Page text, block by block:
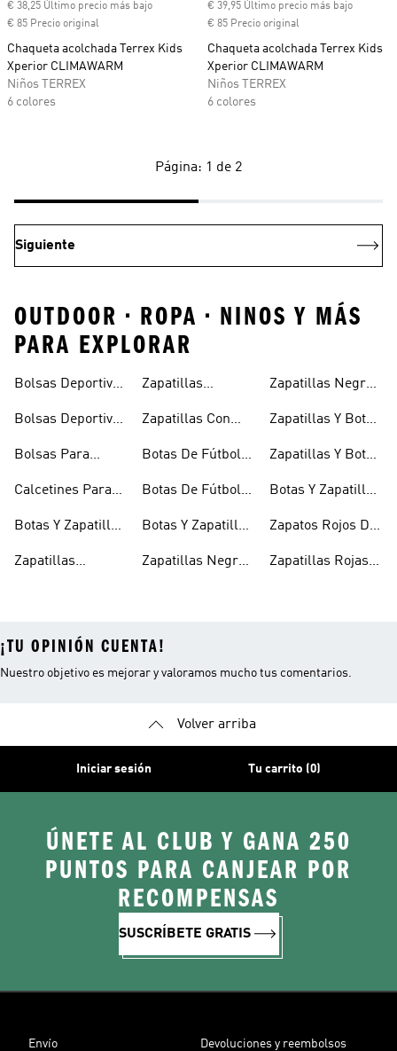
€ 38,25 Último precio más bajo
€ 85 Precio original
Chaqueta acolchada Terrex Kids
Xperior CLIMAWARM
Niños TERREX
6 colores
€ 39,95 Último precio más bajo
€ 85 Precio original
Chaqueta acolchada Terrex Kids
Xperior CLIMAWARM
Niños TERREX
6 colores
Página: 1 de 2
Siguiente
OUTDOOR • ROPA • NINOS Y MÁS
PARA EXPLORAR
Bolsas Deportivas
Bolsas Deportivas
Bolsas Para
Calcetines Para
Botas Y Zapatillas
Zapatillas
Niñas
Zapatillas
Niños
Zapatillas Con
Niños
Botas De Fútbol
Botas De Fútbol
Botas Y Zapatillas
Niños
Zapatillas Negras
Zapatillas Negras
Zapatillas Y Botas
Zapatillas Y Botas
Botas Y Zapatillas
Zapatos Rojos De
Zapatillas Rojas
¡TU OPINIÓN CUENTA!
Nuestro objetivo es mejorar y valoramos mucho tus comentarios.
Volver arriba
Iniciar sesión Tu carrito (0)
ÚNETE AL CLUB Y GANA 250
PUNTOS PARA CANJEAR POR
RECOMPENSAS
SUSCRÍBETE GRATIS
Envío Devoluciones y reembolsos